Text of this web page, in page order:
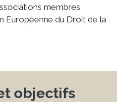
membres
Européenne du Droit de la
objectifs